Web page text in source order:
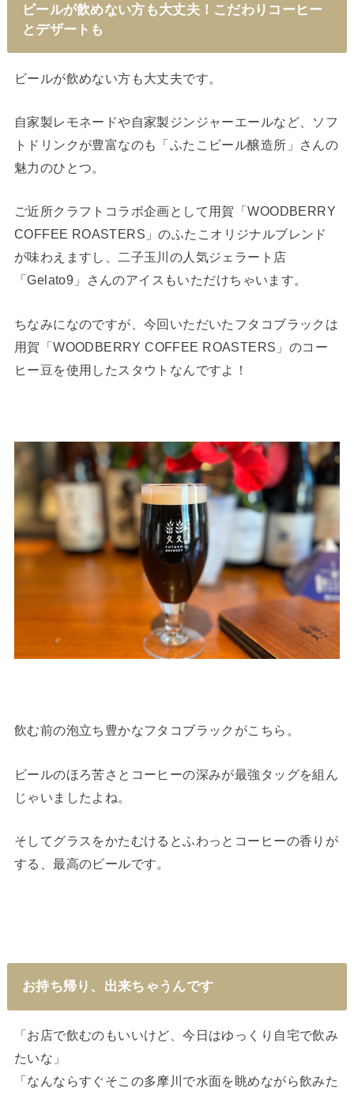
ビールが飲めない方も大丈夫！こだわりコーヒー
とデザートも
ビールが飲めない方も大丈夫です。
自家製レモネードや自家製ジンジャーエールなど、ソフ
トドリンクが豊富なのも「ふたこビール醸造所」さんの
魅力のひとつ。
ご近所クラフトコラボ企画として用賀「WOODBERRY
COFFEE ROASTERS」のふたこオリジナルブレンド
が味わえますし、二子玉川の人気ジェラート店
「Gelato9」さんのアイスもいただけちゃいます。
ちなみになのですが、今回いただいたフタコブラックは
用賀「WOODBERRY COFFEE ROASTERS」のコー
ヒー豆を使用したスタウトなんですよ！
飲む前の泡立ち豊かなフタコブラックがこちら。
ビールのほろ苦さとコーヒーの深みが最強タッグを組ん
じゃいましたよね。
そしてグラスをかたむけるとふわっとコーヒーの香りが
する、最高のビールです。
お持ち帰り、出来ちゃうんです
「お店で飲むのもいいけど、今日はゆっくり自宅で飲み
たいな」
「なんならすぐそこの多摩川で水面を眺めながら飲みた